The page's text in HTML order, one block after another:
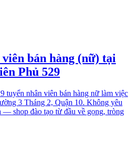
bán hàng (nữ) tại
Phủ 529
tuyển nhân viên bán hàng nữ làm việc
3 Tháng 2, Quận 10. Không yêu
— shop đào tạo từ đầu về gọng, tròng